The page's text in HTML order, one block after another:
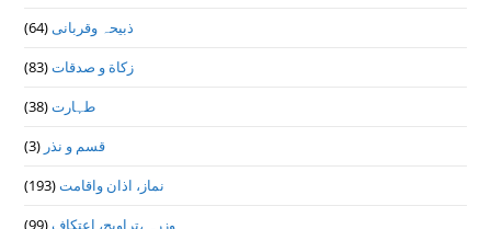
ذبیحہ وقربانی(64)
زکاة و صدقات(83)
طہارت(38)
قسم و نذر (3)
نماز، اذان واقامت(193)
وزرہ ،تراويح، اعتكاف(99)